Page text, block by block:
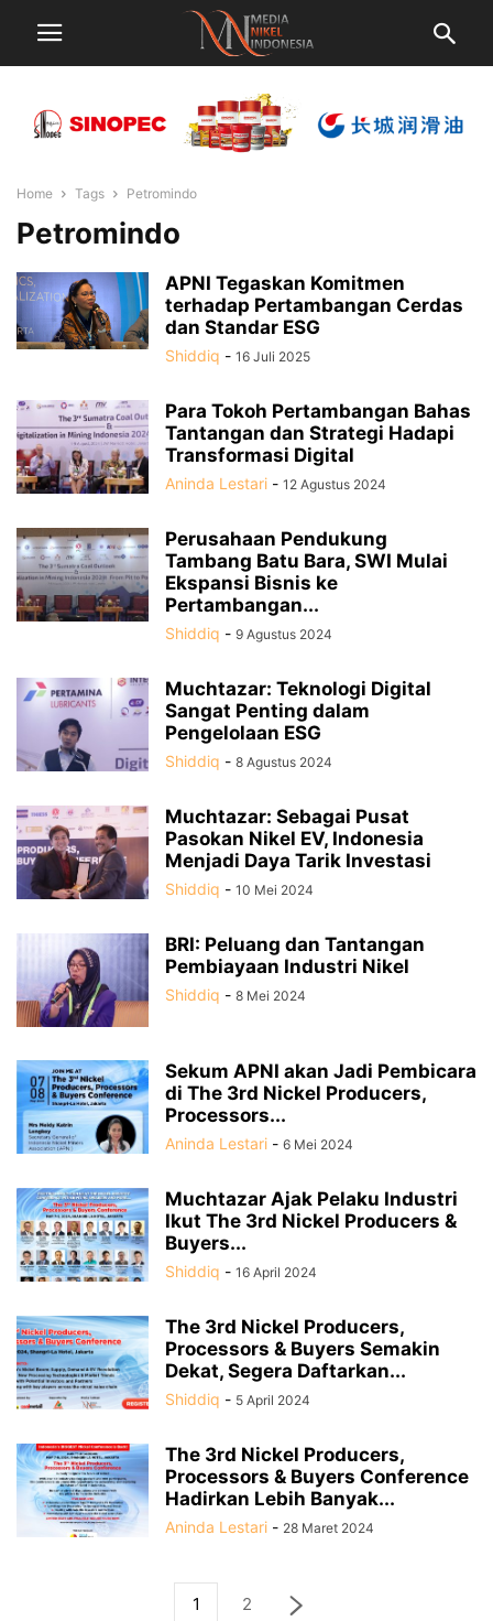
Home Tags Petromindo
Petromindo
APNI Tegaskan Komitmen
terhadap Pertambangan Cerdas
dan Standar ESG
Shiddiq - 16 Juli 2025
Para Tokoh Pertambangan Bahas
Tantangan dan Strategi Hadapi
Transformasi Digital
Aninda Lestari - 12 Agustus 2024
Perusahaan Pendukung
Tambang Batu Bara, SWI Mulai
Ekspansi Bisnis ke
Pertambangan...
Shiddiq - 9 Agustus 2024
Muchtazar: Teknologi Digital
Sangat Penting dalam
Pengelolaan ESG
Shiddiq - 8 Agustus 2024
Muchtazar: Sebagai Pusat
Pasokan Nikel EV, Indonesia
Menjadi Daya Tarik Investasi
Shiddiq - 10 Mei 2024
BRI: Peluang dan Tantangan
Pembiayaan Industri Nikel
Shiddiq - 8 Mei 2024
Sekum APNI akan Jadi Pembicara
di The 3rd Nickel Producers,
Processors...
Aninda Lestari - 6 Mei 2024
Muchtazar Ajak Pelaku Industri
Ikut The 3rd Nickel Producers &
Buyers...
Shiddiq - 16 April 2024
The 3rd Nickel Producers,
Processors & Buyers Semakin
Dekat, Segera Daftarkan...
Shiddiq - 5 April 2024
The 3rd Nickel Producers,
Processors & Buyers Conference
Hadirkan Lebih Banyak...
Aninda Lestari - 28 Maret 2024
1 2